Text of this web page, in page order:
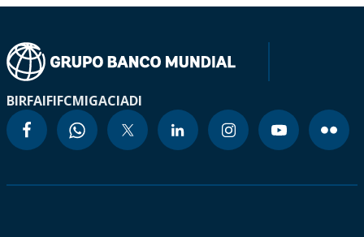
BIRFAIFIFCMIGACIADI